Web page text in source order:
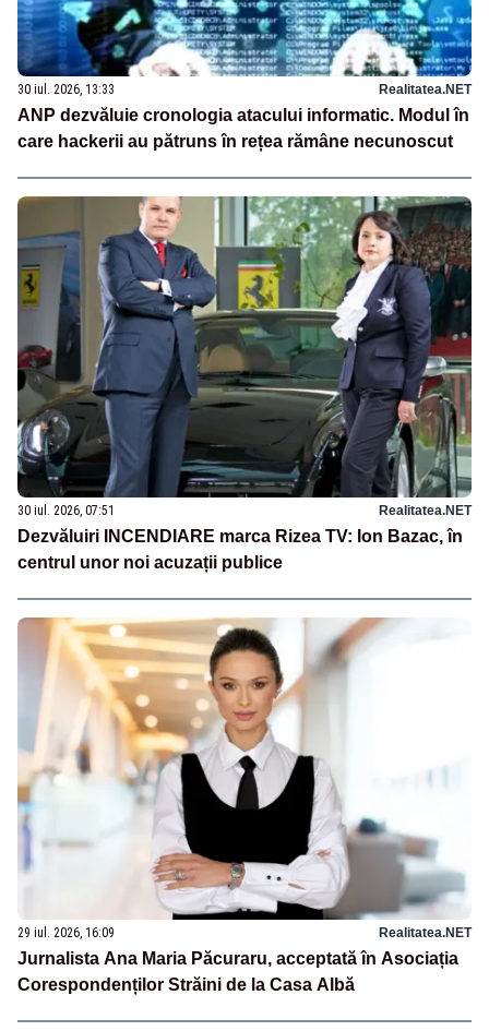
30 iul. 2026, 13:33 Realitatea.NET
ANP dezvăluie cronologia atacului informatic. Modul în
care hackerii au pătruns în rețea rămâne necunoscut
30 iul. 2026, 07:51 Realitatea.NET
Dezvăluiri INCENDIARE marca Rizea TV: Ion Bazac, în
centrul unor noi acuzații publice
29 iul. 2026, 16:09 Realitatea.NET
Jurnalista Ana Maria Păcuraru, acceptată în Asociația
Corespondenților Străini de la Casa Albă